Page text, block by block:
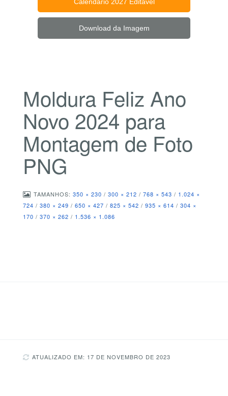
Calendário 2027 Editável
Download da Imagem
Moldura Feliz Ano
Novo 2024 para
Montagem de Foto
PNG
TAMANHOS: 350 × 230 / 300 × 212 / 768 × 543 / 1.024 ×
724 / 380 × 249 / 650 × 427 / 825 × 542 / 935 × 614 / 304 ×
170 / 370 × 262 / 1.536 × 1.086
ATUALIZADO EM: 17 DE NOVEMBRO DE 2023